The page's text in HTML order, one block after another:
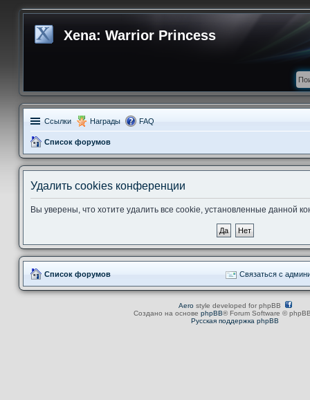
Xena: Warrior Princess
Ссылки Награды FAQ
Список форумов
Удалить cookies конференции
Вы уверены, что хотите удалить все cookie, установленные данной
Список форумов Связаться с
Aerostyle developed for phpBB
Создано на основе phpBB® Forum Software ©
Русская поддержка phpBB